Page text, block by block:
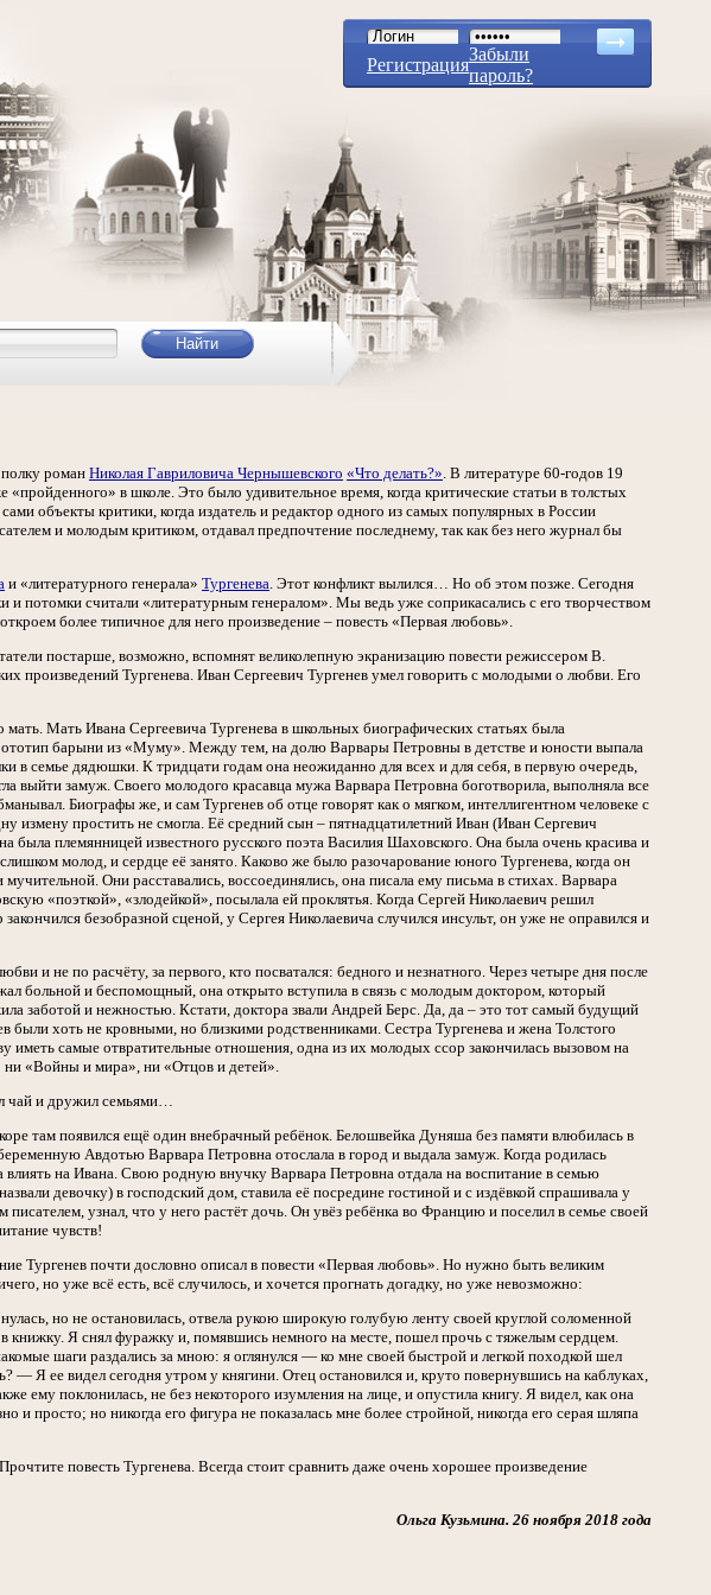
Регистрация
Забыли
пароль?
роман Николая Гавриловича Чернышевского «Что делать?». В литературе 60-годов 19
в школе. Это было удивительное время, когда критические статьи в толстых
объекты критики, когда издатель и редактор одного из самых популярных в России
и молодым критиком, отдавал предпочтение последнему, так как без него журнал бы
и «литературного генерала» Тургенева. Этот конфликт вылился… Но об этом позже. Сегодня
потомки считали «литературным генералом». Мы ведь уже соприкасались с его творчеством
более типичное для него произведение – повесть «Первая любовь».
постарше, возможно, вспомнят великолепную экранизацию повести режиссером В.
произведений Тургенева. Иван Сергеевич Тургенев умел говорить с молодыми о любви. Его
Мать Ивана Сергеевича Тургенева в школьных биографических статьях была
барыни из «Муму». Между тем, на долю Варвары Петровны в детстве и юности выпала
в семье дядюшки. К тридцати годам она неожиданно для всех и для себя, в первую очередь,
выйти замуж. Своего молодого красавца мужа Варвара Петровна боготворила, выполняла все
Биографы же, и сам Тургенев об отце говорят как о мягком, интеллигентном человеке с
простить не смогла. Её средний сын – пятнадцатилетний Иван (Иван Сергевич
племянницей известного русского поэта Василия Шаховского. Она была очень красива и
молод, и сердце её занято. Каково же было разочарование юного Тургенева, когда он
Они расставались, воссоединялись, она писала ему письма в стихах. Варвара
«поэткой», «злодейкой», посылала ей проклятья. Когда Сергей Николаевич решил
безобразной сценой, у Сергея Николаевича случился инсульт, он уже не оправился и
и не по расчёту, за первого, кто посватался: бедного и незнатного. Через четыре дня после
больной и беспомощный, она открыто вступила в связь с молодым доктором, который
заботой и нежностью. Кстати, доктора звали Андрей Берс. Да, да – это тот самый будущий
были хоть не кровными, но близкими родственниками. Сестра Тургенева и жена Толстого
самые отвратительные отношения, одна из их молодых ссор закончилась вызовом на
«Войны и мира», ни «Отцов и детей».
чай и дружил семьями…
там появился ещё один внебрачный ребёнок. Белошвейка Дуняша без памяти влюбилась в
Авдотью Варвара Петровна отослала в город и выдала замуж. Когда родилась
влиять на Ивана. Свою родную внучку Варвара Петровна отдала на воспитание в семью
девочку) в господский дом, ставила её посредине гостиной и с издёвкой спрашивала у
узнал, что у него растёт дочь. Он увёз ребёнка во Францию и поселил в семье своей
чувств!
Тургенев почти дословно описал в повести «Первая любовь». Но нужно быть великим
но уже всё есть, всё случилось, и хочется прогнать догадку, но уже невозможно:
но не остановилась, отвела рукою широкую голубую ленту своей круглой соломенной
книжку. Я снял фуражку и, помявшись немного на месте, пошел прочь с тяжелым сердцем.
шаги раздались за мною: я оглянулся — ко мне своей быстрой и легкой походкой шел
ее видел сегодня утром у княгини. Отец остановился и, круто повернувшись на каблуках,
ему поклонилась, не без некоторого изумления на лице, и опустила книгу. Я видел, как она
и просто; но никогда его фигура не показалась мне более стройной, никогда его серая шляпа
повесть Тургенева. Всегда стоит сравнить даже очень хорошее произведение
Ольга Кузьмина. 26 ноября 2018 года